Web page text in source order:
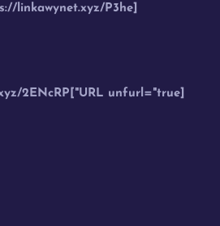
[URL unfurl="true"]https://linkawynet.xyz/2ENcRP